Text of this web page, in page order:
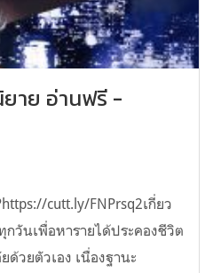
าย อ่านฟรี -
cutt.ly/FNPrsq2เกี่ยว
วันเพื่อหารายได้ประคองชีวิต
ด้วยตัวเอง เนื่องฐานะ